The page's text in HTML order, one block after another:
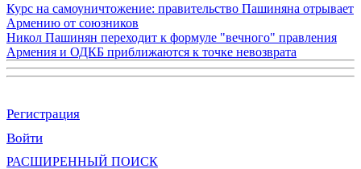
Курс на самоуничтожение: правительство Пашиняна отрывает
Армению от союзников
Никол Пашинян переходит к формуле "вечного" правления
Армения и ОДКБ приближаются к точке невозврата
Регистрация
Войти
РАСШИРЕННЫЙ ПОИСК